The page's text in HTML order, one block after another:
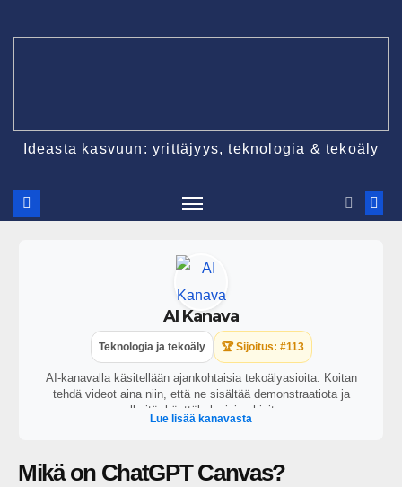
Ideasta kasvuun: yrittäjyys, teknologia & tekoäly
AI Kanava
Teknologia ja tekoäly 🏆 Sijoitus: #113
AI-kanavalla käsitellään ajankohtaisia tekoälyasioita. Koitan
tehdä videot aina niin, että ne sisältää demonstraatiota ja
selkeitä, käyttökelpoisia ohjeita.
Lue lisää kanavasta
Mikä on ChatGPT Canvas?